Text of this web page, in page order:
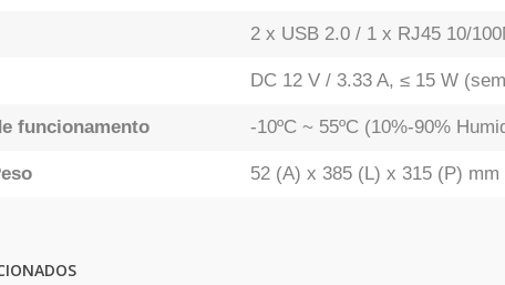
2 x USB 2.0 / 1 x RJ45 10/
DC 12 V / 3.33 A, ≤ 15 W
funcionamento -10ºC ~ 55ºC (10%-90%
52 (A) x 385 (L) x 315 (P)